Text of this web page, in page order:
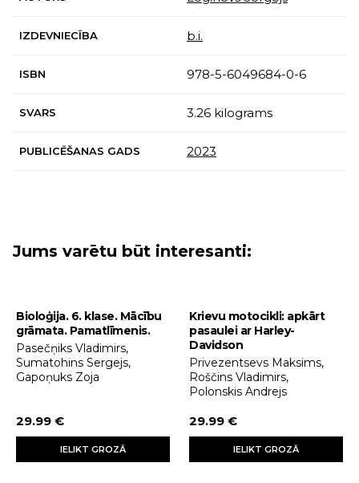
IZDEVNIECĪBA b.i.
ISBN 978-5-6049684-0-6
SVARS 3.26 kilograms
PUBLICĒŠANAS GADS 2023
Jums varētu būt interesanti:
Bioloģija. 6. klase. Mācību
grāmata. Pamatlīmenis.
Pasečņiks Vladimirs,
Sumatohins Sergejs,
Gapoņuks Zoja
29.99 €
IELIKT GROZĀ
Krievu motocikli: apkārt
pasaulei ar Harley-
Davidson
Privezentsevs Maksims,
Roščins Vladimirs,
Polonskis Andrejs
29.99 €
IELIKT GROZĀ